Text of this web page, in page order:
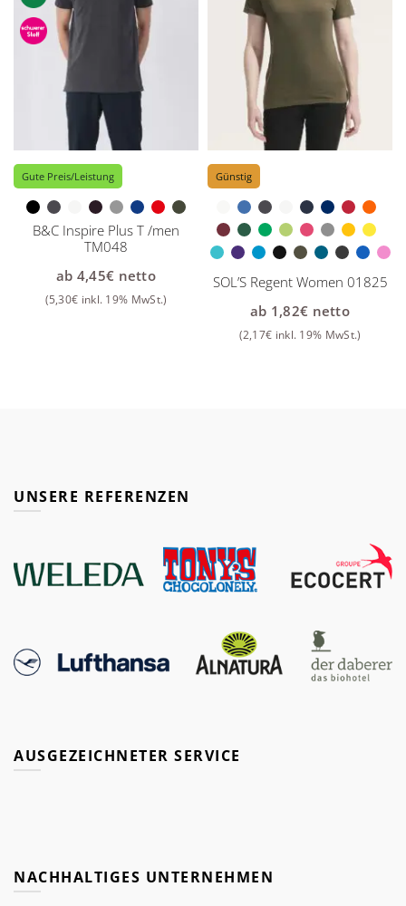
Gute Preis/Leistung
B&C Inspire Plus T /men
TM048
ab 4,45€ netto
(5,30€ inkl. 19% MwSt.)
Günstig
SOL’S Regent Women 01825
ab 1,82€ netto
(2,17€ inkl. 19% MwSt.)
UNSERE REFERENZEN
AUSGEZEICHNETER SERVICE
NACHHALTIGES UNTERNEHMEN